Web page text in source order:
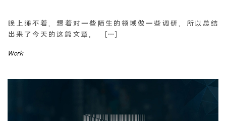
晚上睡不着，想着对一些陌生的领域做一些调研，所以总结
出来了今天的这篇文章。 […]
Work